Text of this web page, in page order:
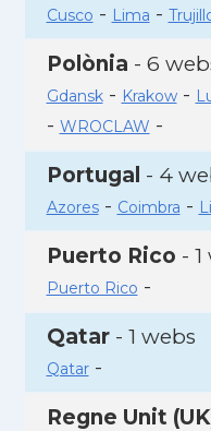
Cusco - Lima -
Polònia - 6
Gdansk- Krakow-
- WROCLAW -
Portugal - 4
Azores- Coimbra -
Puerto Rico -
Puerto Rico -
Qatar- 1 webs
Qatar-
Regne Unit